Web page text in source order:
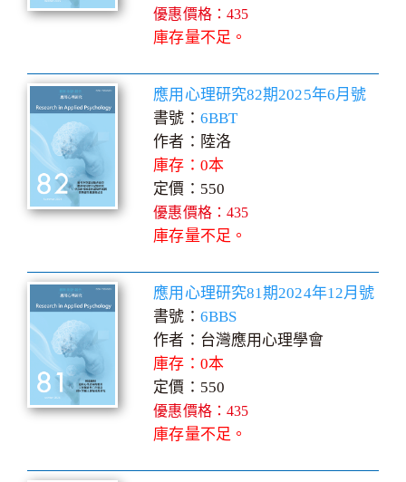
優惠價格：435
庫存量不足。
應用心理研究82期2025年6月號
書號： 6BBT
作者：陸洛
庫存：0本
定價：550
優惠價格：435
庫存量不足。
應用心理研究81期2024年12月號
書號： 6BBS
作者：台灣應用心理學會
庫存：0本
定價：550
優惠價格：435
庫存量不足。